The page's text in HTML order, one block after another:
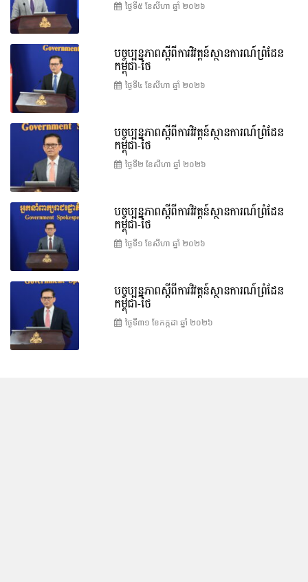
ថ្ងៃទី៥ ខែ​សីហា ឆ្នាំ ២០២៦
បច្ចុប្បន្នភាពស្ដីពីការវិវត្តន៍ស្ថានការណ៍ព្រំដែន
កម្ពុជា-ថៃ
ថ្ងៃទី៤ ខែ​សីហា ឆ្នាំ ២០២៦
បច្ចុប្បន្នភាពស្ដីពីការវិវត្តន៍ស្ថានការណ៍ព្រំដែន
កម្ពុជា-ថៃ
ថ្ងៃទី២ ខែ​សីហា ឆ្នាំ ២០២៦
បច្ចុប្បន្នភាពស្ដីពីការវិវត្តន៍ស្ថានការណ៍ព្រំដែន
កម្ពុជា-ថៃ
ថ្ងៃទី១ ខែ​សីហា ឆ្នាំ ២០២៦
បច្ចុប្បន្នភាពស្ដីពីការវិវត្តន៍ស្ថានការណ៍ព្រំដែន
កម្ពុជា-ថៃ
ថ្ងៃទី៣១ ខែ​កក្កដា ឆ្នាំ ២០២៦